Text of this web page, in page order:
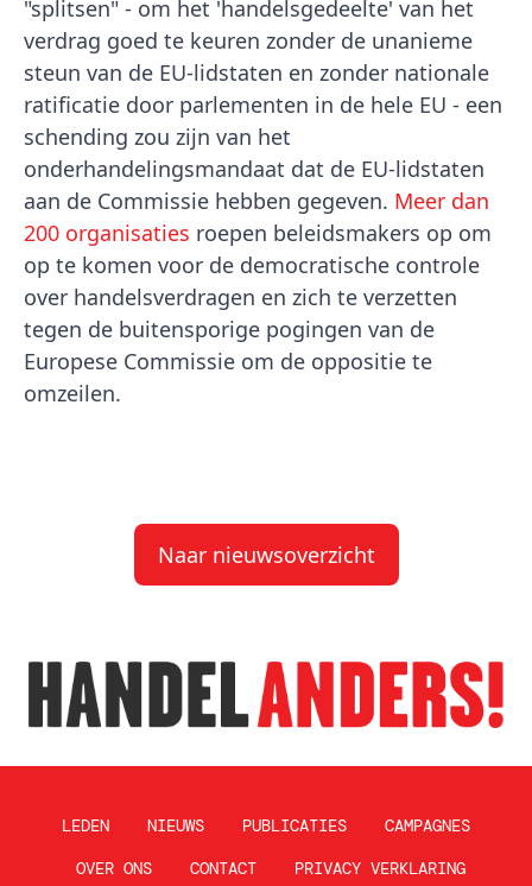
"splitsen" - om het 'handelsgedeelte' van het
verdrag goed te keuren zonder de unanieme
steun van de EU-lidstaten en zonder nationale
ratificatie door parlementen in de hele EU - een
schending zou zijn van het
onderhandelingsmandaat dat de EU-lidstaten
aan de Commissie hebben gegeven. Meer dan
200 organisaties roepen beleidsmakers op om
op te komen voor de democratische controle
over handelsverdragen en zich te verzetten
tegen de buitensporige pogingen van de
Europese Commissie om de oppositie te
omzeilen.
Naar nieuwsoverzicht
LEDEN NIEUWS PUBLICATIES
CAMPAGNES
OVER ONS
CONTACT PRIVACY VERKLARING